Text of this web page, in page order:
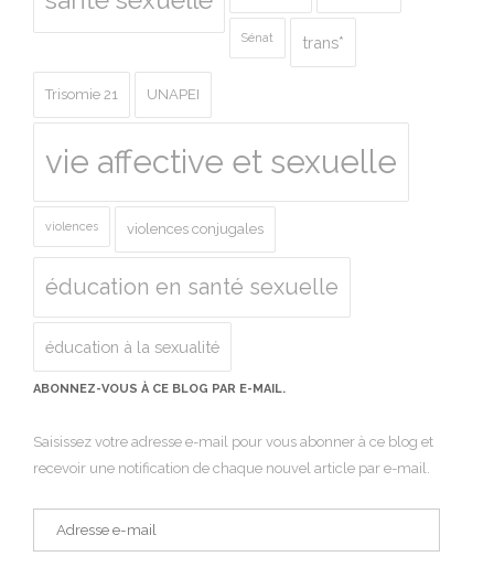
Sénat trans*
Trisomie 21 UNAPEI
vie affective et sexuelle
violences violences conjugales
éducation en santé sexuelle
éducation à la sexualité
ABONNEZ-VOUS À CE BLOG PAR E-MAIL.
Saisissez votre adresse e-mail pour vous abonner à ce blog et
recevoir une notification de chaque nouvel article par e-mail.